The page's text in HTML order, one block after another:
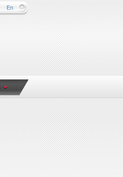
En